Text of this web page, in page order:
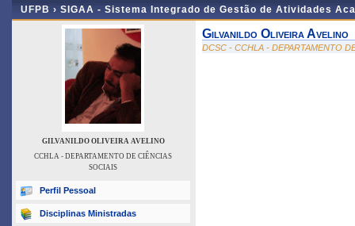
UFPB › SIGAA - Sistema Integrado de Gestão de Atividades
GILVANILDO OLIVEIRA AVELINO
CCHLA - DEPARTAMENTO DE CIÊNCIAS
SOCIAIS
Perfil Pessoal
Disciplinas Ministradas
Gilvanildo Oliveira Avelino
DCSC - CCHLA - DEPARTAMENTO